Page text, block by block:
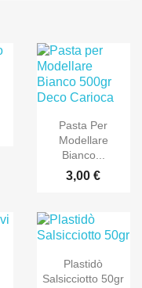
Pasta Per
Modellare
Bianco...
3,00 €
Plastidò
Salsicciotto 50gr